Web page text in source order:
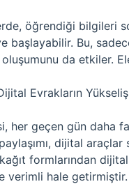
öğrendiği bilgileri
başlayabilir. Bu,
da etkiler.
Evrakların
her geçen gün daha
dijital
formlarından
verimli hale getirmiştir.